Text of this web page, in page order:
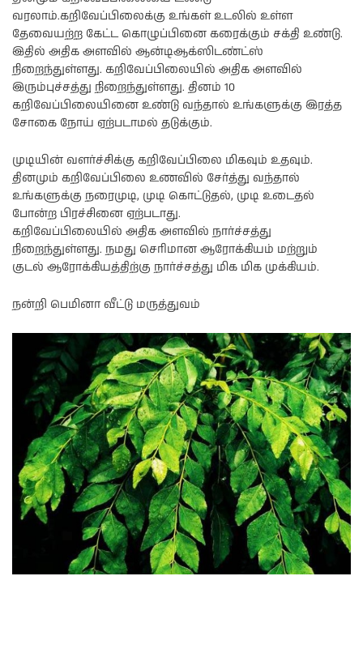
வரலாம்.கறிவேப்பிலைக்கு உங்கள் உடலில் உள்ள
தேவையற்ற கேட்ட கொழுப்பினை கரைக்கும் சக்தி உண்டு.
இதில் அதிக அளவில் ஆன்டிஆக்ஸிடண்ட்ஸ்
நிறைந்துள்ளது. கறிவேப்பிலையில் அதிக அளவில்
இரும்புச்சத்து நிறைந்துள்ளது. தினம் 10
கறிவேப்பிலையினை உண்டு வந்தால் உங்களுக்கு இரத்த
சோகை நோய் ஏற்படாமல் தடுக்கும்.
முடியின் வளர்ச்சிக்கு கறிவேப்பிலை மிகவும் உதவும்.
தினமும் கறிவேப்பிலை உணவில் சேர்த்து வந்தால்
உங்களுக்கு நரைமுடி, முடி கொட்டுதல், முடி உடைதல்
போன்ற பிரச்சினை ஏற்படாது.
கறிவேப்பிலையில் அதிக அளவில் நார்ச்சத்து
நிறைந்துள்ளது. நமது செரிமான ஆரோக்கியம் மற்றும்
குடல் ஆரோக்கியத்திற்கு நார்ச்சத்து மிக மிக முக்கியம்.
நன்றி பெமினா வீட்டு மருத்துவம்